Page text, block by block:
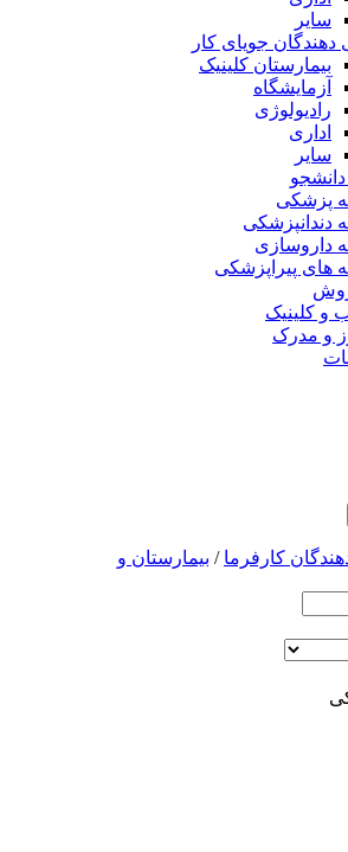
سایر
دهندگان جویای کار
بیمارستان کلینیک
آزمایشگاه
رادیولوژی
اداری
سایر
پزشکی
دندانپزشکی
داروسازی
های پیراپزشکی
و کلینیک
و مدرک
کارفرما/ بیمارستان و